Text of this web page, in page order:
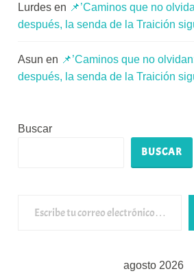
Lurdes en 📌’Caminos que no
después, la senda de la Traición
Asun en 📌’Caminos que no
después, la senda de la Traición
Buscar
BUSCAR
agosto 2026